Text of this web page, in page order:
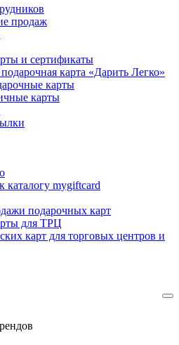
продаж
и сертификаты
карта «Дарить Легко»
карты
карты
каталогу mygiftcard
подарочных карт
для ТРЦ
карт для торговых центров и